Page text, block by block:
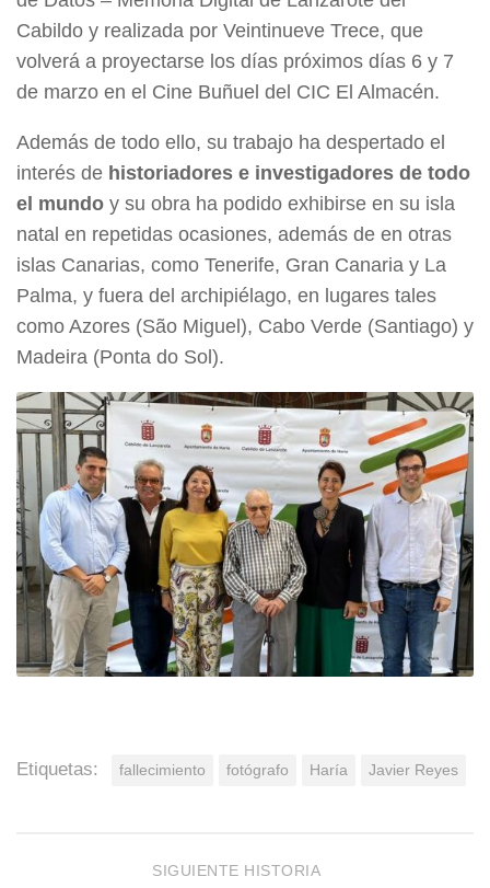
Cabildo y realizada por Veintinueve Trece, que
volverá a proyectarse los días próximos días 6 y 7
de marzo en el Cine Buñuel del CIC El Almacén.
Además de todo ello, su trabajo ha despertado el
interés de historiadores e investigadores de todo
el mundo y su obra ha podido exhibirse en su isla
natal en repetidas ocasiones, además de en otras
islas Canarias, como Tenerife, Gran Canaria y La
Palma, y fuera del archipiélago, en lugares tales
como Azores (São Miguel), Cabo Verde (Santiago) y
Madeira (Ponta do Sol).
Etiquetas: fallecimiento fotógrafo Haría Javier Reyes
SIGUIENTE HISTORIA